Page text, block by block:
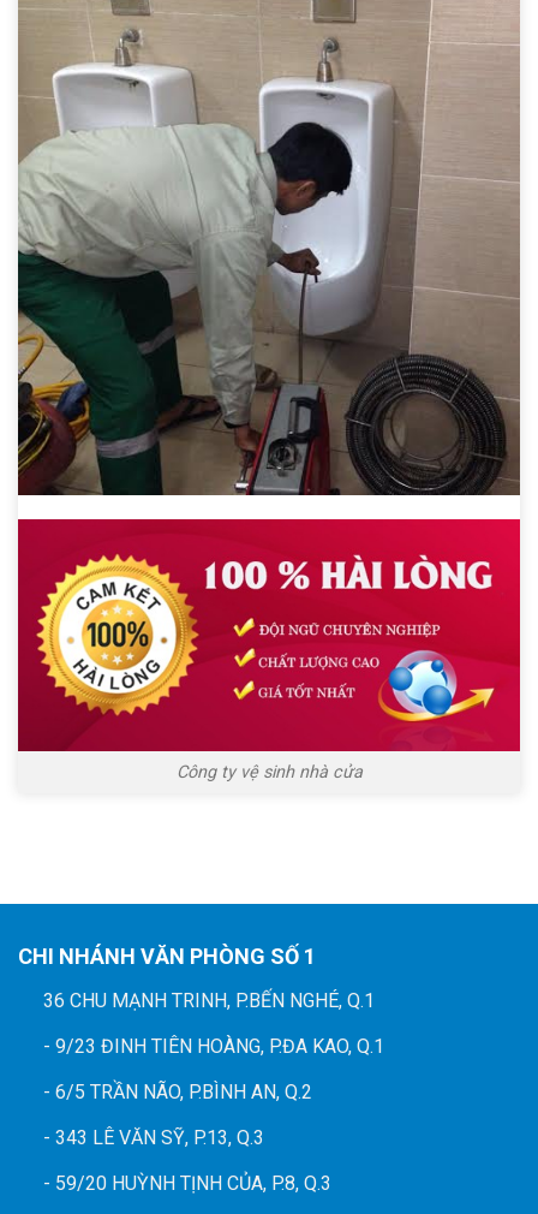
Công ty vệ sinh nhà cửa
CHI NHÁNH VĂN PHÒNG SỐ 1
36 CHU MẠNH TRINH, P.BẾN NGHÉ, Q.1
- 9/23 ĐINH TIÊN HOÀNG, P.ĐA KAO, Q.1
- 6/5 TRẦN NÃO, P.BÌNH AN, Q.2
- 343 LÊ VĂN SỸ, P.13, Q.3
- 59/20 HUỲNH TỊNH CỦA, P.8, Q.3